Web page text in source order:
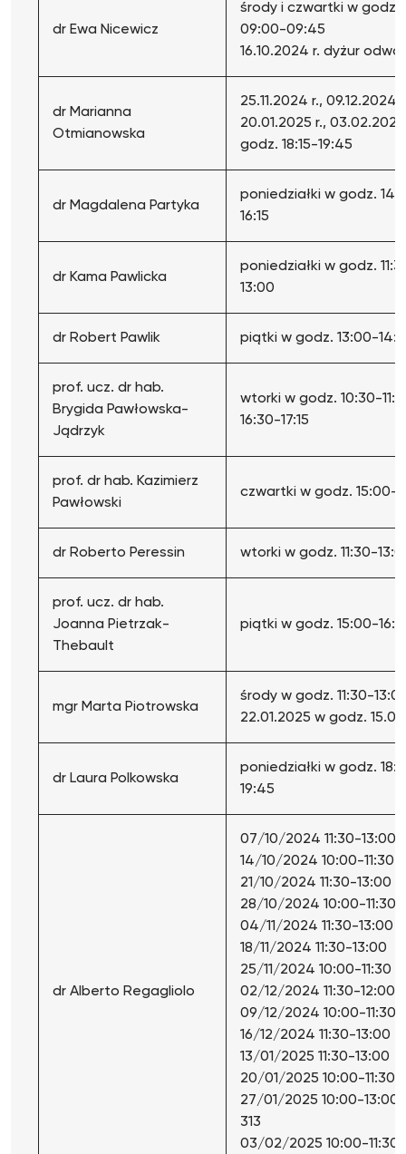
dr Ewa Nicewicz
środy i czwartki w godz.
09:00-09:45
16.10.2024 r. dyżur
dr Marianna
Otmianowska
25.11.2024 r., 09.12.2024
20.01.2025 r.,
godz. 18:15-19:45
dr Magdalena Partyka
poniedziałki w godz.
16:15
dr Kama Pawlicka
poniedziałki w godz.
13:00
dr Robert Pawlik piątki w godz. 13:00-
prof. ucz. dr hab.
Brygida Pawłowska-
Jądrzyk
wtorki w godz. 10:30-
16:30-17:15
prof. dr hab. Kazimierz
Pawłowski
czwartki w godz. 15:00-
dr Roberto Peressin wtorki w godz. 11:30-
prof. ucz. dr hab.
Joanna Pietrzak-
Thebault
piątki w godz. 15:00-
mgr Marta Piotrowska
środy w godz. 11:30-
22.01.2025 w godz.
dr Laura Polkowska
poniedziałki w godz.
19:45
dr Alberto Regagliolo
07/10/2024 11:30-13:00
14/10/2024 10:00-11:30
21/10/2024 11:30-13:00
28/10/2024 10:00-11:30
04/11/2024 11:30-13:00
18/11/2024 11:30-13:00
25/11/2024 10:00-11:30
02/12/2024 11:30-12:00
09/12/2024 10:00-11:30
16/12/2024 11:30-13:00
13/01/2025 11:30-13:00
20/01/2025 10:00-11:30
27/01/2025 10:00-13:00
313
03/02/2025 10:00-11:30